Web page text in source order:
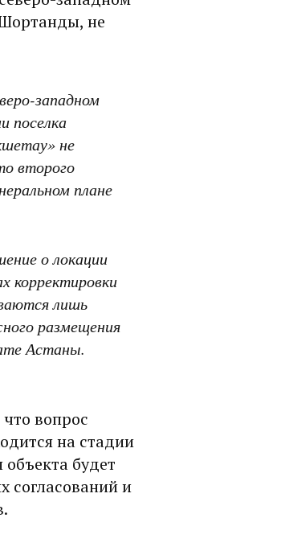
не
западном
поселка
не
второго
плане
о локации
корректировки
лишь
размещения
Астаны.
вопрос
на стадии
будет
согласований и